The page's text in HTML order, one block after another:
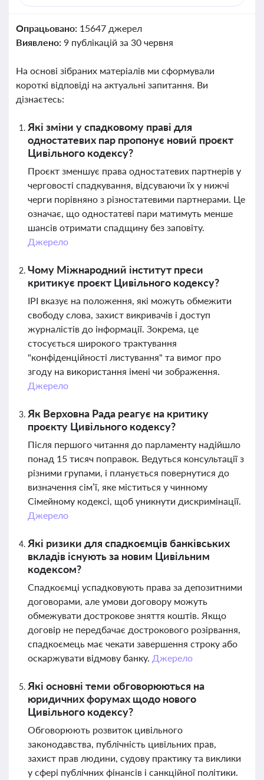
Опрацьовано: 15647 джерел
Виявлено: 9 публікацій за 30 червня
На основі зібраних матеріалів ми сформували
короткі відповіді на актуальні запитання. Ви
дізнаєтесь:
Які зміни у спадковому праві для
одностатевих пар пропонує новий проєкт
Цивільного кодексу?
Проєкт зменшує права одностатевих партнерів у
черговості спадкування, відсуваючи їх у нижчі
черги порівняно з різностатевими партнерами. Це
означає, що одностатеві пари матимуть менше
шансів отримати спадщину без заповіту.
Джерело
Чому Міжнародний інститут преси
критикує проєкт Цивільного кодексу?
IPI вказує на положення, які можуть обмежити
свободу слова, захист викривачів і доступ
журналістів до інформації. Зокрема, це
стосується широкого трактування
"конфіденційності листування" та вимог про
згоду на використання імені чи зображення.
Джерело
Як Верховна Рада реагує на критику
проєкту Цивільного кодексу?
Після першого читання до парламенту надійшло
понад 15 тисяч поправок. Ведуться консультації з
різними групами, і планується повернутися до
визначення сім’ї, яке міститься у чинному
Сімейному кодексі, щоб уникнути дискримінації.
Джерело
Які ризики для спадкоємців банківських
вкладів існують за новим Цивільним
кодексом?
Спадкоємці успадковують права за депозитними
договорами, але умови договору можуть
обмежувати дострокове зняття коштів. Якщо
договір не передбачає дострокового розірвання,
спадкоємець має чекати завершення строку або
оскаржувати відмову банку. Джерело
Які основні теми обговорюються на
юридичних форумах щодо нового
Цивільного кодексу?
Обговорюють розвиток цивільного
законодавства, публічність цивільних прав,
захист прав людини, судову практику та виклики
у сфері публічних фінансів і санкційної політики.